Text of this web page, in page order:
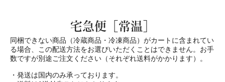
宅急便［常温］
同梱できない商品（冷蔵商品・冷凍商品）がカートに含まれてい
る場合、この配送方法をお選びいただくことはできません。お手
数ですが別途ご注文ください（それぞれ送料がかかります）。
・発送は国内のみ承っております。